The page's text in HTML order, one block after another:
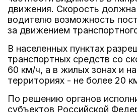
движения. Скорость должна
водителю возможность
за движением
В населенных пунктах
транспортных средств со
60 км/ч, а в жилых зонах и
территориях - не более 20
По решению органов
субъектов Российской